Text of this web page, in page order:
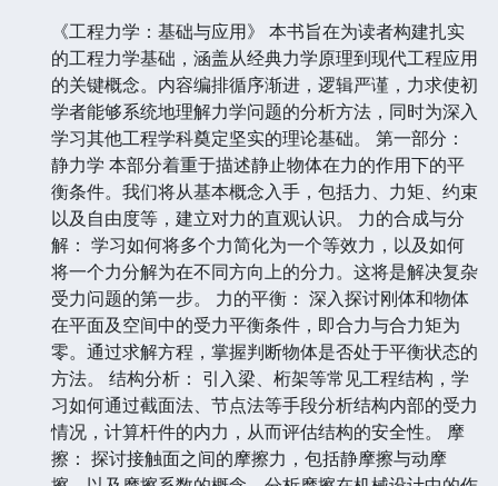
《工程力学：基础与应用》 本书旨在为读者构建扎实
的工程力学基础，涵盖从经典力学原理到现代工程应用
的关键概念。内容编排循序渐进，逻辑严谨，力求使初
学者能够系统地理解力学问题的分析方法，同时为深入
学习其他工程学科奠定坚实的理论基础。 第一部分：
静力学 本部分着重于描述静止物体在力的作用下的平
衡条件。我们将从基本概念入手，包括力、力矩、约束
以及自由度等，建立对力的直观认识。 力的合成与分
解： 学习如何将多个力简化为一个等效力，以及如何
将一个力分解为在不同方向上的分力。这将是解决复杂
受力问题的第一步。 力的平衡： 深入探讨刚体和物体
在平面及空间中的受力平衡条件，即合力与合力矩为
零。通过求解方程，掌握判断物体是否处于平衡状态的
方法。 结构分析： 引入梁、桁架等常见工程结构，学
习如何通过截面法、节点法等手段分析结构内部的受力
情况，计算杆件的内力，从而评估结构的安全性。 摩
擦： 探讨接触面之间的摩擦力，包括静摩擦与动摩